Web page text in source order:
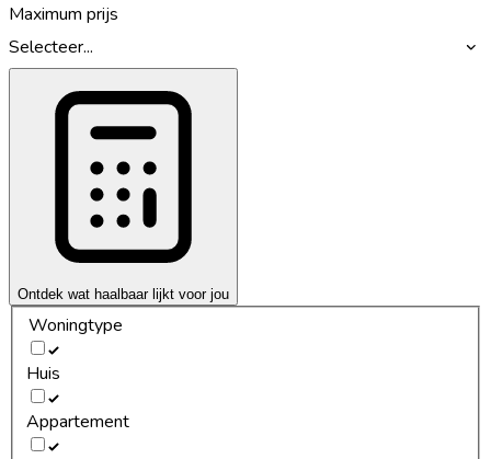
Maximum prijs
Selecteer...
Ontdek wat haalbaar lijkt voor jou
Woningtype
Huis
Appartement